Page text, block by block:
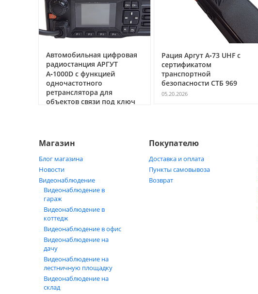
Автомобильная цифровая
радиостанция АРГУТ
А‑1000D с функцией
одночастотного
ретранслятора для
объектов связи под ключ
Рация Аргут А‑73 UHF с
сертификатом
транспортной
безопасности СТБ 969
05.20.2026
Магазин
Блог магазина
Новости
Видеонаблюдение
Видеонаблюдение в
гараж
Видеонаблюдение в
коттедж
Видеонаблюдение в офис
Видеонаблюдение на
дачу
Видеонаблюдение на
лестничную площадку
Видеонаблюдение на
склад
Покупателю
Доставка и оплата
Пункты самовывоза
Возврат